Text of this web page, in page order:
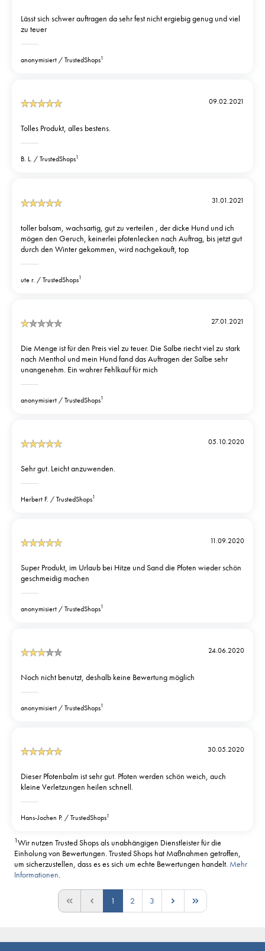
Lässt sich schwer auftragen da sehr fest nicht ergiebig genug und viel
zu teuer
anonymisiert TrustedShops1
09.02.2021
Tolles Produkt, alles bestens.
B. L. TrustedShops1
31.01.2021
toller balsam, wachsartig, gut zu verteilen , der dicke Hund und ich
mögen den Geruch, keinerlei pfotenlecken nach Auftrag, bis jetzt gut
durch den Winter gekommen, wird nachgekauft, top
ute r. TrustedShops1
27.01.2021
Die Menge ist für den Preis viel zu teuer. Die Salbe riecht viel zu stark
nach Menthol und mein Hund fand das Auftragen der Salbe sehr
unangenehm. Ein wahrer Fehlkauf für mich
anonymisiert TrustedShops1
05.10.2020
Sehr gut. Leicht anzuwenden.
Herbert F. TrustedShops1
11.09.2020
Super Produkt, im Urlaub bei Hitze und Sand die Pfoten wieder schön
geschmeidig machen
anonymisiert TrustedShops1
24.06.2020
Noch nicht benutzt, deshalb keine Bewertung möglich
anonymisiert TrustedShops1
30.05.2020
Dieser Pfotenbalm ist sehr gut. Pfoten werden schön weich, auch
kleine Verletzungen heilen schnell.
Hans-Jochen P. TrustedShops1
1Wir nutzen Trusted Shops als unabhängigen Dienstleister für die
Einholung von Bewertungen. Trusted Shops hat Maßnahmen getroffen,
um sicherzustellen, dass es es sich um echte Bewertungen handelt. Mehr
Informationen.
1 2 3